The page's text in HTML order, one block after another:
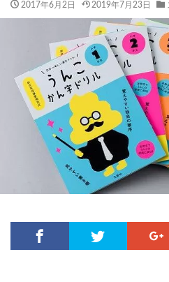
2017年6月2日 2019年7月23日